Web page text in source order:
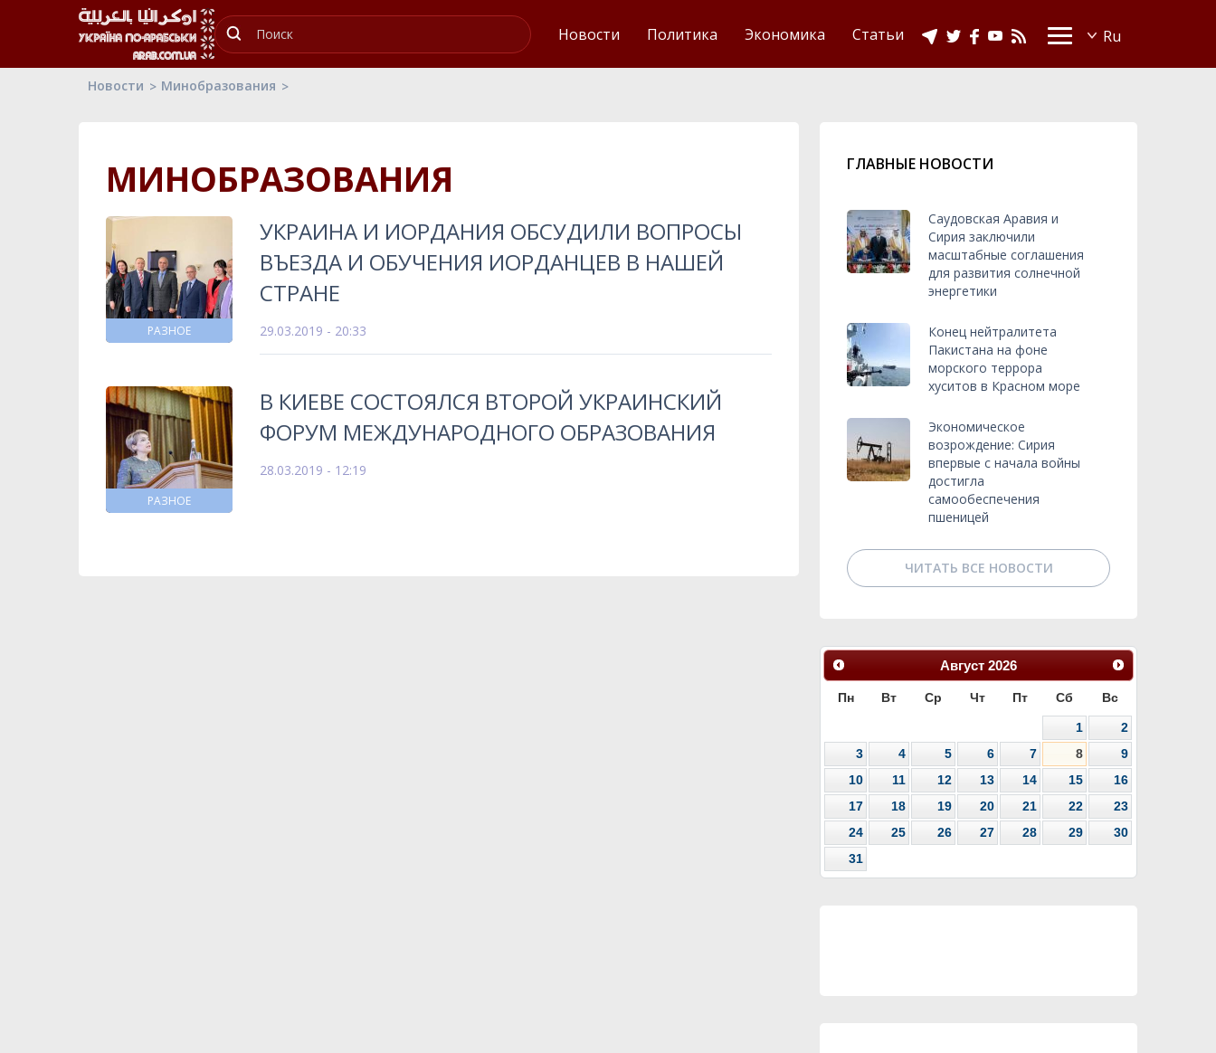
Новости Политика Экономика Статьи
Новости Минобразования
МИНОБРАЗОВАНИЯ
РАЗНОЕ
УКРАИНА И ИОРДАНИЯ ОБСУДИЛИ ВОПРОСЫ
ВЪЕЗДА И ОБУЧЕНИЯ ИОРДАНЦЕВ В НАШЕЙ
СТРАНЕ
29.03.2019 - 20:33
РАЗНОЕ
В КИЕВЕ СОСТОЯЛСЯ ВТОРОЙ УКРАИНСКИЙ
ФОРУМ МЕЖДУНАРОДНОГО ОБРАЗОВАНИЯ
28.03.2019 - 12:19
ГЛАВНЫЕ НОВОСТИ
Саудовская Аравия и
Сирия заключили
масштабные соглашения
для развития солнечной
энергетики
Конец нейтралитета
Пакистана на фоне
морского террора
хуситов в Красном море
Экономическое
возрождение: Сирия
впервые с начала войны
достигла
самообеспечения
пшеницей
ЧИТАТЬ ВСЕ НОВОСТИ
Август 2026
Пн Вт Ср Чт Пт Сб Вс
1
2
3
4 5 6 7 8
9
10
11 12 13 14 15
16
17
18 19 20 21 22
23
24
25 26 27 28 29
30
31